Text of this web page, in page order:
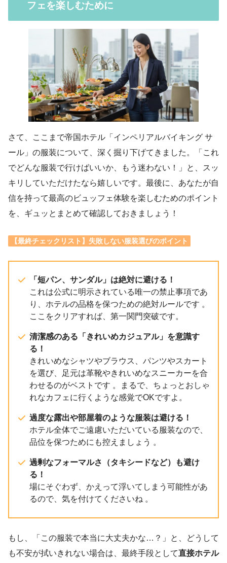
フェを楽しむために
さて、ここまで帝国ホテル「インペリアルバイキング サ
ール」の服装について、深く掘り下げてきました。「これ
でどんな服装で行けばいいか、もう迷わない！」と、スッ
キリしていただけたなら嬉しいです。最後に、あなたが自
信を持って最高のビュッフェ体験を楽しむためのポイント
を、ギュッとまとめて確認しておきましょう！
【最終チェックリスト】失敗しない服装選びのポイント
「短パン、サンダル」は絶対に避ける！
これは公式に明示されている唯一の禁止事項であ
り、ホテルの品格を保つための絶対ルールです 。
ここをクリアすれば、第一関門突破です。
清潔感のある「きれいめカジュアル」を意識す
る！
きれいめなシャツやブラウス、パンツやスカート
を選び、足元は革靴やきれいめなスニーカーを合
わせるのがベストです 。まるで、ちょっとおしゃ
れなカフェに行くような感覚でOKですよ。
過度な露出や部屋着のような服装は避ける！
ホテル全体でご遠慮いただいている服装なので、
品位を保つためにも控えましょう 。
過剰なフォーマルさ（タキシードなど）も避け
る！
場にそぐわず、かえって浮いてしまう可能性があ
るので、気を付けてくださいね 。
もし、「この服装で本当に大丈夫かな…？」と、どうして
も不安が拭いきれない場合は、最終手段として直接ホテル